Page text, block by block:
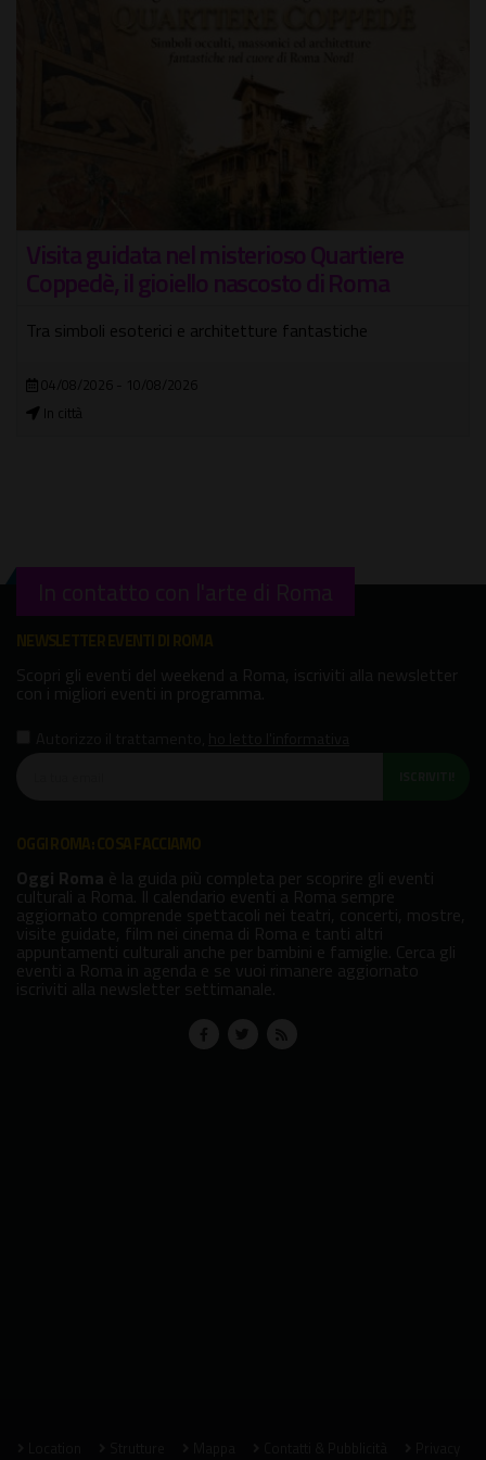
I Sette Re di Roma
Passeggiata teatrale con guida e attori
Tempio di Ercole Vincitore
In contatto con l'arte di Roma